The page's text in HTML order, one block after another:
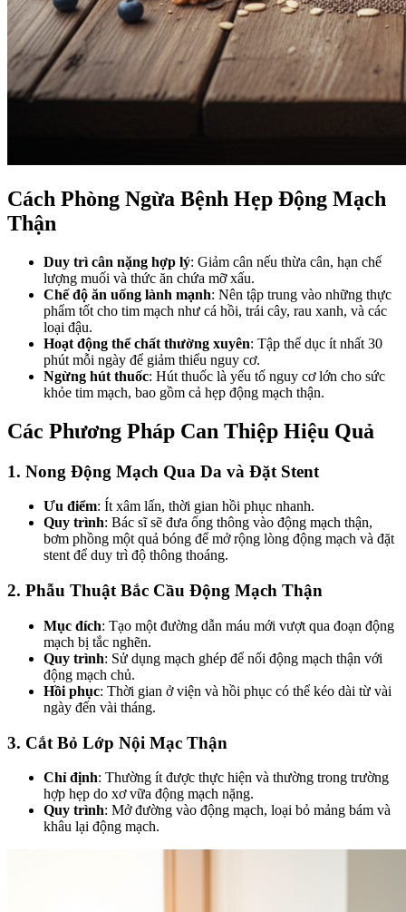
Cách Phòng Ngừa Bệnh Hẹp Động Mạch
Thận
Duy trì cân nặng hợp lý: Giảm cân nếu thừa cân, hạn chế
lượng muối và thức ăn chứa mỡ xấu.
Chế độ ăn uống lành mạnh: Nên tập trung vào những thực
phẩm tốt cho tim mạch như cá hồi, trái cây, rau xanh, và các
loại đậu.
Hoạt động thể chất thường xuyên: Tập thể dục ít nhất 30
phút mỗi ngày để giảm thiểu nguy cơ.
Ngừng hút thuốc: Hút thuốc là yếu tố nguy cơ lớn cho sức
khỏe tim mạch, bao gồm cả hẹp động mạch thận.
Các Phương Pháp Can Thiệp Hiệu Quả
1. Nong Động Mạch Qua Da và Đặt Stent
Ưu điểm: Ít xâm lấn, thời gian hồi phục nhanh.
Quy trình: Bác sĩ sẽ đưa ống thông vào động mạch thận,
bơm phồng một quả bóng để mở rộng lòng động mạch và đặt
stent để duy trì độ thông thoáng.
2. Phẫu Thuật Bắc Cầu Động Mạch Thận
Mục đích: Tạo một đường dẫn máu mới vượt qua đoạn động
mạch bị tắc nghẽn.
Quy trình: Sử dụng mạch ghép để nối động mạch thận với
động mạch chủ.
Hồi phục: Thời gian ở viện và hồi phục có thể kéo dài từ vài
ngày đến vài tháng.
3. Cắt Bỏ Lớp Nội Mạc Thận
Chỉ định: Thường ít được thực hiện và thường trong trường
hợp hẹp do xơ vữa động mạch nặng.
Quy trình: Mở đường vào động mạch, loại bỏ mảng bám và
khâu lại động mạch.